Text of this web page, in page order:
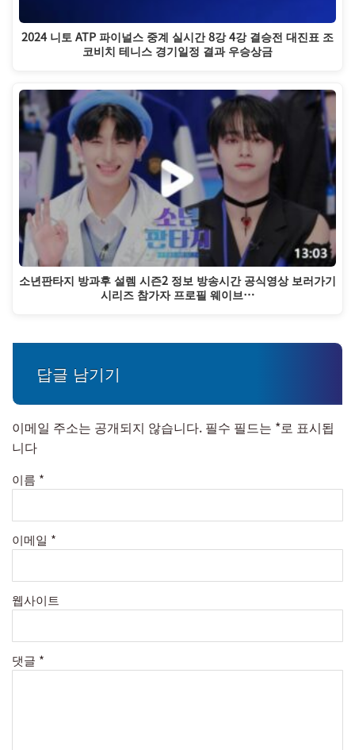
2024 니토 ATP 파이널스 중계 실시간 8강 4강 결승전 대진표 조
코비치 테니스 경기일정 결과 우승상금
소년판타지 방과후 설렘 시즌2 정보 방송시간 공식영상 보러가기
시리즈 참가자 프로필 웨이브…
답글 남기기
이메일 주소는 공개되지 않습니다. 필수 필드는 *로 표시됩
니다
이름 *
이메일 *
웹사이트
댓글 *